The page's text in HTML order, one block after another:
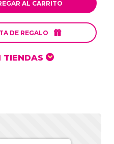
AL CARRITO
DE REGALO 
TIENDAS